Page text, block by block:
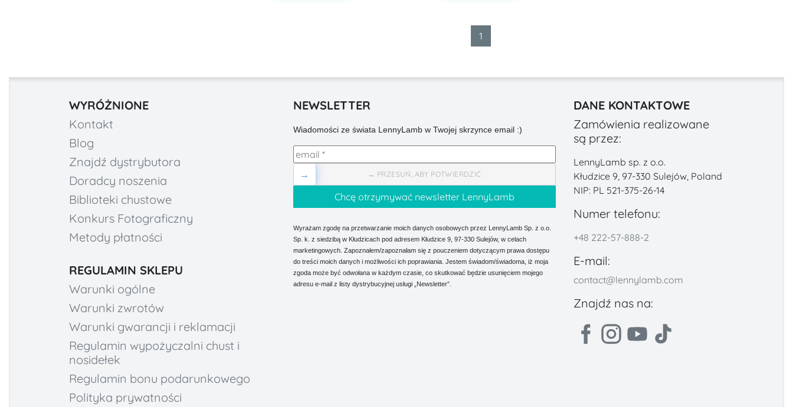
1
WYRÓŻNIONE
Kontakt
Blog
Znajdź dystrybutora
Doradcy noszenia
Biblioteki chustowe
Konkurs Fotograficzny
Metody płatności
REGULAMIN SKLEPU
Warunki ogólne
Warunki zwrotów
Warunki gwarancji i reklamacji
Regulamin wypożyczalni chust i
nosidełek
Regulamin bonu podarunkowego
Polityka prywatności
NEWSLETTER
Wiadomości ze świata LennyLamb w Twojej skrzynce email :)
→ PRZESUŃ, ABY POTWIERDZIĆ
→
Wyrażam zgodę na przetwarzanie moich danych osobowych przez LennyLamb Sp. z o.o.
Sp. k. z siedzibą w Kłudzicach pod adresem Kłudzice 9, 97-330 Sulejów, w celach
marketingowych. Zapoznałem/zapoznałam się z pouczeniem dotyczącym prawa dostępu
do treści moich danych i możliwości ich poprawiania. Jestem świadom/świadoma, iż moja
zgoda może być odwołana w każdym czasie, co skutkować będzie usunięciem mojego
adresu e-mail z listy dystrybucyjnej usługi „Newsletter”.
DANE KONTAKTOWE
Zamówienia realizowane
są przez:
LennyLamb sp. z o.o.
Kłudzice 9, 97-330 Sulejów, Poland
NIP: PL 521-375-26-14
Numer telefonu:
+48 222-57-888-2
E-mail:
contact@lennylamb.com
Znajdź nas na: